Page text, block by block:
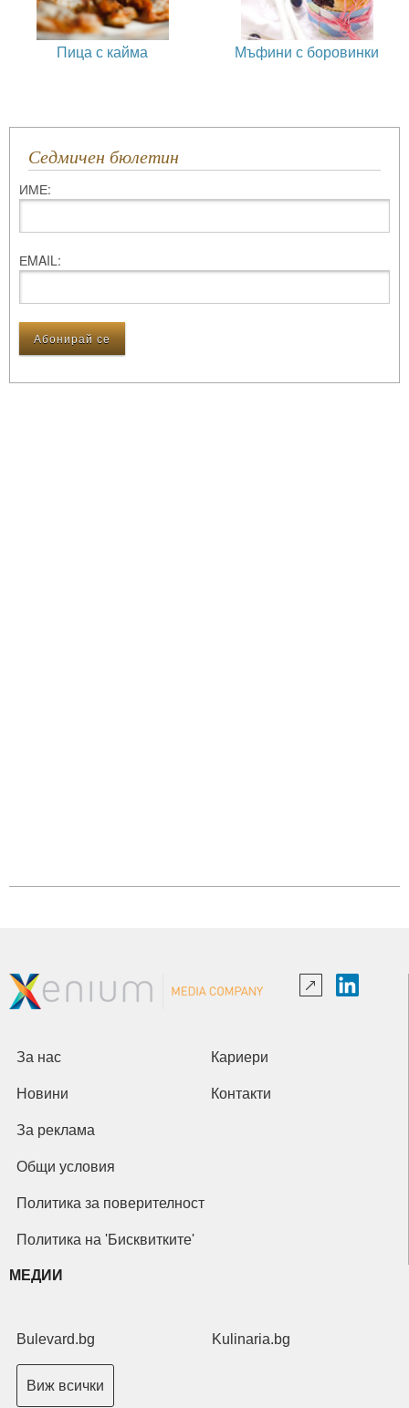
Пица с кайма Мъфини с боровинки
Седмичен бюлетин
ИМЕ:
ЕMAIL:
За нас Кариери
Новини Контакти
За реклама
Общи условия
Политика за поверителност
Политика на 'Бисквитките'
МЕДИИ
Bulevard.bg Kulinaria.bg
Виж всички